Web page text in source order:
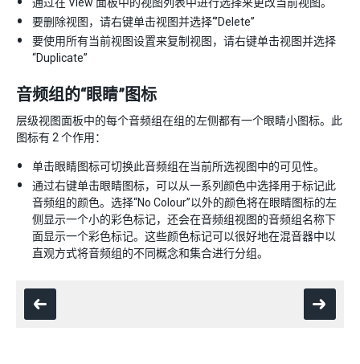
要删除视图，请右键单击视图并选择“’Delete”
要使用所有当前视图设置来复制视图，请右键单击视图并选择
“Duplicate”
音频组的“眼睛”图标
层级视图面板中的每个音频组在组的左侧都有一个眼睛小图标。此
图标有 2 个作用：
单击眼睛图标可切换此音频组在当前所选视图中的可见性。
通过右键单击眼睛图标，可以从一系列颜色中选择用于标记此
音频组的颜色。选择“No Colour”以外的颜色将在眼睛图标的左
侧显示一个小的彩色标记，还会在音频组视图的音频组名称下
面显示一个彩色标记。这些颜色标记可以很好地在混音器中以
直观方式将音频组的不同概念和集合进行分组。